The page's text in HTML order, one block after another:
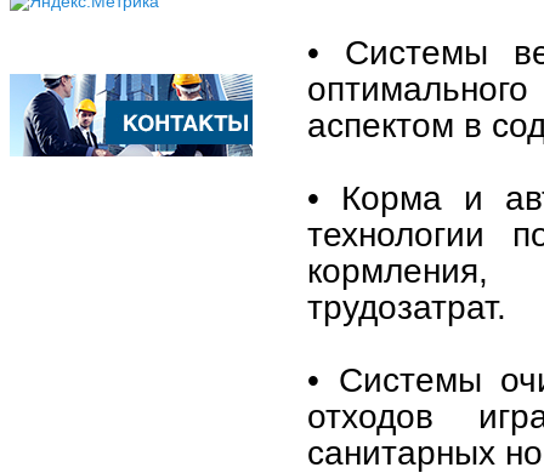
• Системы
аспектом в
• Корма и
технологии
трудозатрат.
• Системы
отходов
санитарных